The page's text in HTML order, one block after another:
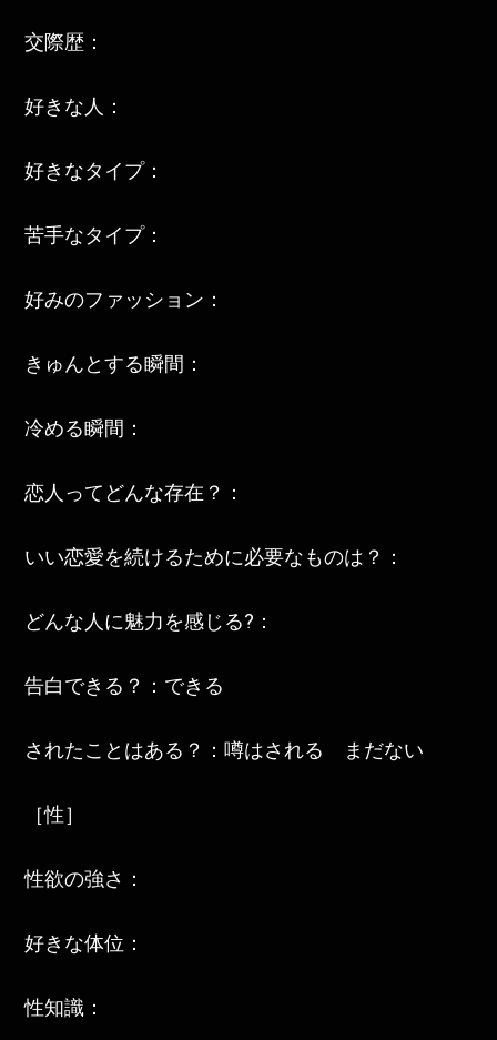
交際歴：
好きな人：
好きなタイプ：
苦手なタイプ：
好みのファッション：
きゅんとする瞬間：
冷める瞬間：
恋人ってどんな存在？：
いい恋愛を続けるために必要なものは？：
どんな人に魅力を感じる?：
告白できる？：できる
されたことはある？：噂はされる まだない
［性］
性欲の強さ：
好きな体位：
性知識：